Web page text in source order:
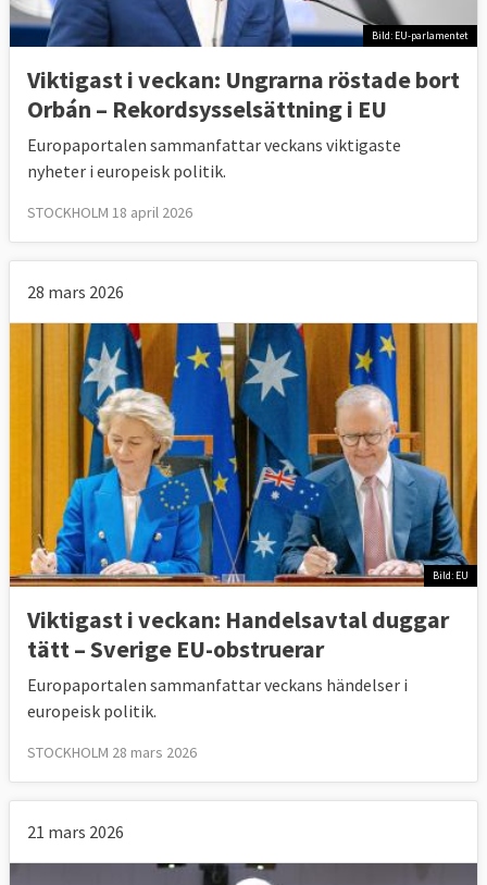
Bild: EU-parlamentet
Viktigast i veckan: Ungrarna röstade bort
Orbán – Rekordsysselsättning i EU
Europaportalen sammanfattar veckans viktigaste
nyheter i europeisk politik.
STOCKHOLM 18 april 2026
28 mars 2026
Bild: EU
Viktigast i veckan: Handelsavtal duggar
tätt – Sverige EU-obstruerar
Europaportalen sammanfattar veckans händelser i
europeisk politik.
STOCKHOLM 28 mars 2026
21 mars 2026